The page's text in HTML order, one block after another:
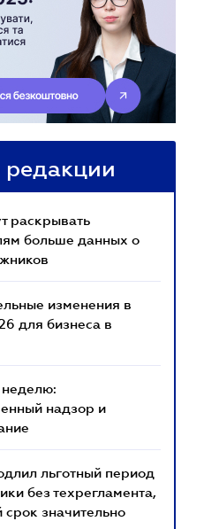
раскрывать
больше данных о
изменения в
для бизнеса в
неделю:
надзор и
льготный период
без техрегламента,
значительно